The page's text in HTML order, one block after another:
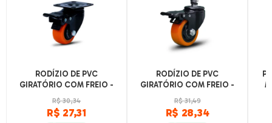
RODÍZIO DE PVC
GIRATÓRIO COM FREIO -
R$ 30,34
R$ 27,31
RODÍZIO DE PVC
GIRATÓRIO COM FREIO -
R$ 31,49
R$ 28,34